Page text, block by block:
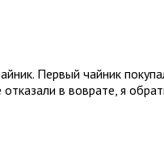
Первый чайник
в воврате, я